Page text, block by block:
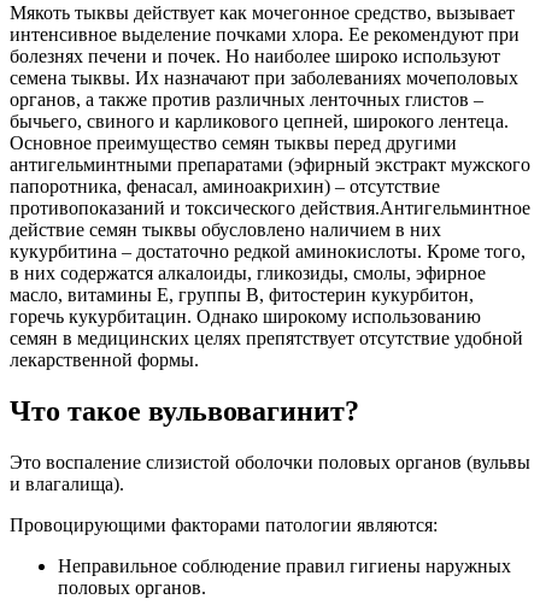
Мякоть тыквы действует как мочегонное средство, вызывает
интенсивное выделение почками хлора. Ее рекомендуют при
болезнях печени и почек. Но наиболее широко используют
семена тыквы. Их назначают при заболеваниях мочеполовых
органов, а также против различных ленточных глистов –
бычьего, свиного и карликового цепней, широкого лентеца.
Основное преимущество семян тыквы перед другими
антигельминтными препаратами (эфирный экстракт мужского
папоротника, фенасал, аминоакрихин) – отсутствие
противопоказаний и токсического действия.Антигельминтное
действие семян тыквы обусловлено наличием в них
кукурбитина – достаточно редкой аминокислоты. Кроме того,
в них содержатся алкалоиды, гликозиды, смолы, эфирное
масло, витамины Е, группы В, фитостерин кукурбитон,
горечь кукурбитацин. Однако широкому использованию
семян в медицинских целях препятствует отсутствие удобной
лекарственной формы.
Что такое вульвовагинит?
Это воспаление слизистой оболочки половых органов (вульвы
и влагалища).
Провоцирующими факторами патологии являются:
Неправильное соблюдение правил гигиены наружных
половых органов.